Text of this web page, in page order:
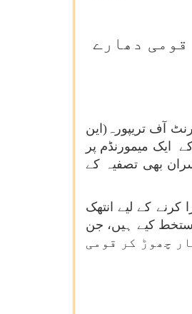
ہتھیار چھوڑ کر قومی دھارے
آف تریپورہ(این
4 ستمبر 2024 کو نئی دہلی میں تصفیہ کے ایک میمورنڈم پر
بھی تصفیہ کے
کے لیے انتھک
امن اور خوشحالی لانے کے لیے 12 اہم معاہدوں پر دستخط کیے ہیں، جن
پر دستخط کی وجہ سے تقریباً 10 ہزار لوگ ہتھیار چھوڑ کر قومی